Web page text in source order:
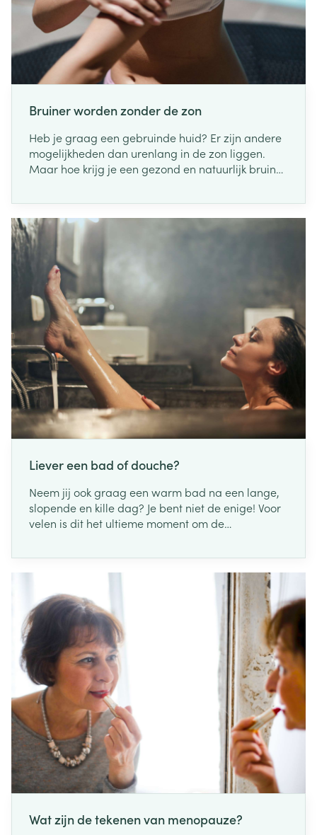
Bruiner worden zonder de zon
Heb je graag een gebruinde huid? Er zijn andere
mogelijkheden dan urenlang in de zon liggen.
Maar hoe krijg je een gezond en natuurlijk bruin
onze do's en don'ts!
Liever een bad of douche?
Neem jij ook graag een warm bad na een lange,
slopende en kille dag? Je bent niet de enige! Voor
velen is dit het ultieme moment om de
verkiezen daarentegen een verkwikkende douche.
Maar wat is het best voor je huid, een bad of
Wat zijn de tekenen van menopauze?